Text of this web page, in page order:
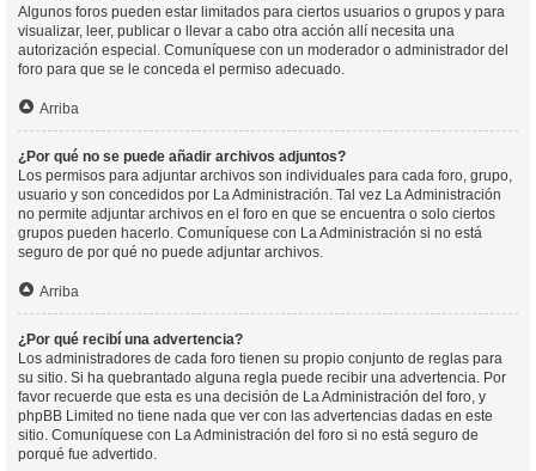
Algunos foros pueden estar limitados para ciertos usuarios o grupos y para
visualizar, leer, publicar o llevar a cabo otra acción allí necesita una
autorización especial. Comuníquese con un moderador o administrador del
foro para que se le conceda el permiso adecuado.
Arriba
¿Por qué no se puede añadir archivos adjuntos?
Los permisos para adjuntar archivos son individuales para cada foro, grupo,
usuario y son concedidos por La Administración. Tal vez La Administración
no permite adjuntar archivos en el foro en que se encuentra o solo ciertos
grupos pueden hacerlo. Comuníquese con La Administración si no está
seguro de por qué no puede adjuntar archivos.
Arriba
¿Por qué recibí una advertencia?
Los administradores de cada foro tienen su propio conjunto de reglas para
su sitio. Si ha quebrantado alguna regla puede recibir una advertencia. Por
favor recuerde que esta es una decisión de La Administración del foro, y
phpBB Limited no tiene nada que ver con las advertencias dadas en este
sitio. Comuníquese con La Administración del foro si no está seguro de
porqué fue advertido.